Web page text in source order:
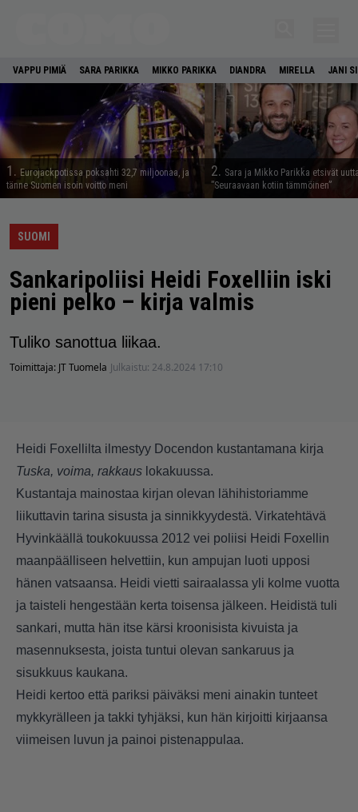
VAPPU PIMIÄ SARA PARIKKA MIKKO PARIKKA DIANDRA MIRELLA JANI
1. Eurojackpotissa poksahti 32,7 miljoonaa, ja
tänne Suomen isoin voitto meni
2. Sara ja Mikko Parikka etsivät
”Seuraavaan kotiin tämmöinen”
SUOMI
Sankaripoliisi Heidi Foxelliin iski
pieni pelko – kirja valmis
Tuliko sanottua liikaa.
Toimittaja: JT Tuomela Julkaistu: 24.8.2024 17:10
Heidi Foxellilta ilmestyy Docendon kustantamana kirja
Tuska, voima, rakkaus lokakuussa.
Kustantaja mainostaa kirjan olevan lähihistoriamme
liikuttavin tarina sisusta ja sinnikkyydestä. Virkatehtävä
Hyvinkäällä toukokuussa 2012 vei poliisi Heidi Foxellin
maanpäälliseen helvettiin, kun ampujan luoti upposi
hänen vatsaansa. Heidi vietti sairaalassa yli kolme vuotta
ja taisteli hengestään kerta toisensa jälkeen. Heidistä tuli
sankari, mutta hän itse kärsi kroonisista kivuista ja
masennuksesta, joista tuntui olevan sankaruus ja
sisukkuus kaukana.
Heidi kertoo että pariksi päiväksi meni ainakin tunteet
mykkyrälleen ja takki tyhjäksi, kun hän kirjoitti kirjaansa
viimeisen luvun ja painoi pistenappulaa.